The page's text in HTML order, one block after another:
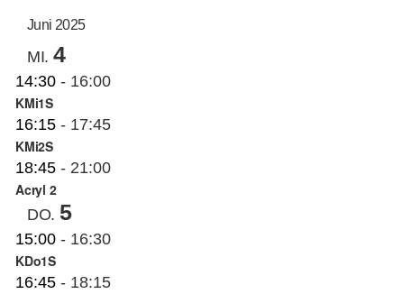
KUNSTSCHULE
KRONBERGER MALERKOLONIE
SUCHE
NACH:
auswählen.
Juni 2025
MI. 4
14:30 - 16:00
KMi1S
16:15 - 17:45
KMi2S
18:45 - 21:00
Acryl 2
DO. 5
15:00 - 16:30
KDo1S
16:45 - 18:15